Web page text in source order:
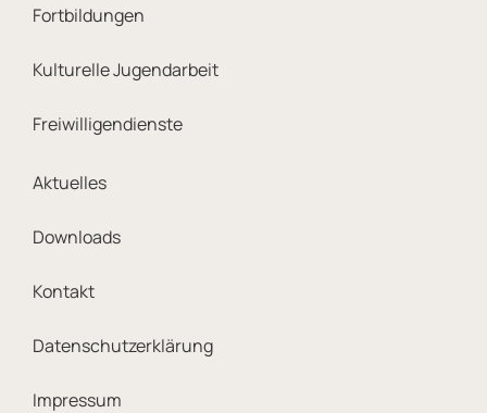
Fortbildungen
Kulturelle Jugendarbeit
Freiwilligendienste
Footer Meta Navigation
Aktuelles
Downloads
Kontakt
Datenschutzerklärung
Impressum